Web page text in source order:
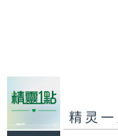
精灵一